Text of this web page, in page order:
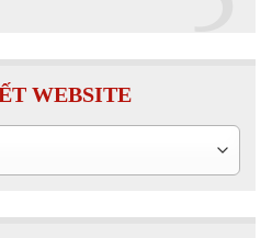
WEBSITE